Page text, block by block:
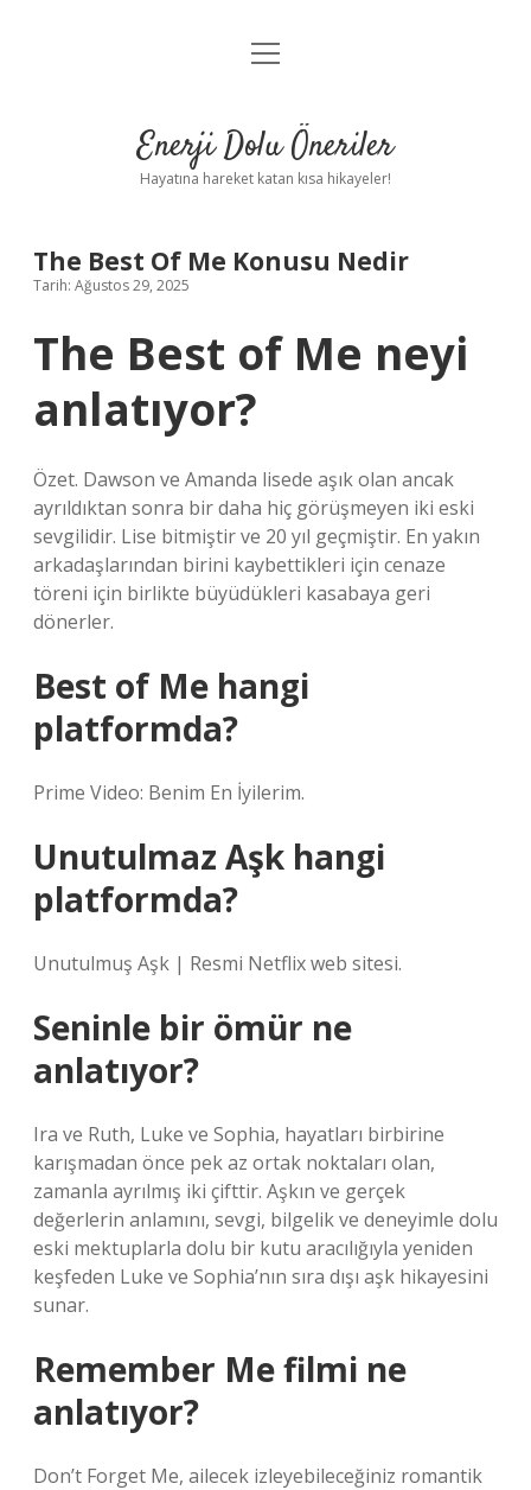
Anasayfa
Yasal Uyarı
menüyü
Enerji Dolu Öneriler
Hayatına hareket katan kısa hikayeler!
The Best Of Me Konusu Nedir
Tarih: Ağustos 29, 2025
The Best of Me neyi
anlatıyor?
Özet. Dawson ve Amanda lisede aşık olan ancak
ayrıldıktan sonra bir daha hiç görüşmeyen iki eski
sevgilidir. Lise bitmiştir ve 20 yıl geçmiştir. En yakın
arkadaşlarından birini kaybettikleri için cenaze
töreni için birlikte büyüdükleri kasabaya geri
dönerler.
Best of Me hangi
platformda?
Prime Video: Benim En İyilerim.
Unutulmaz Aşk hangi
platformda?
Unutulmuş Aşk | Resmi Netflix web sitesi.
Seninle bir ömür ne
anlatıyor?
Ira ve Ruth, Luke ve Sophia, hayatları birbirine
karışmadan önce pek az ortak noktaları olan,
zamanla ayrılmış iki çifttir. Aşkın ve gerçek
değerlerin anlamını, sevgi, bilgelik ve deneyimle dolu
eski mektuplarla dolu bir kutu aracılığıyla yeniden
keşfeden Luke ve Sophia’nın sıra dışı aşk hikayesini
sunar.
Remember Me filmi ne
anlatıyor?
Don’t Forget Me, ailecek izleyebileceğiniz romantik